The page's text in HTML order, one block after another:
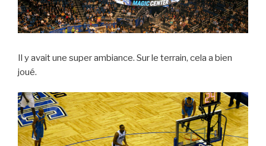
Il y avait une super ambiance. Sur le terrain, cela a bien
joué.